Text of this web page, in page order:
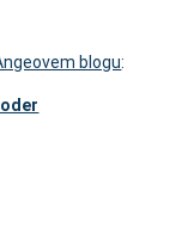
blogu: